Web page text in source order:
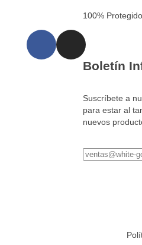
100%
Boletín
Suscríbete a
para estar al
nuevos